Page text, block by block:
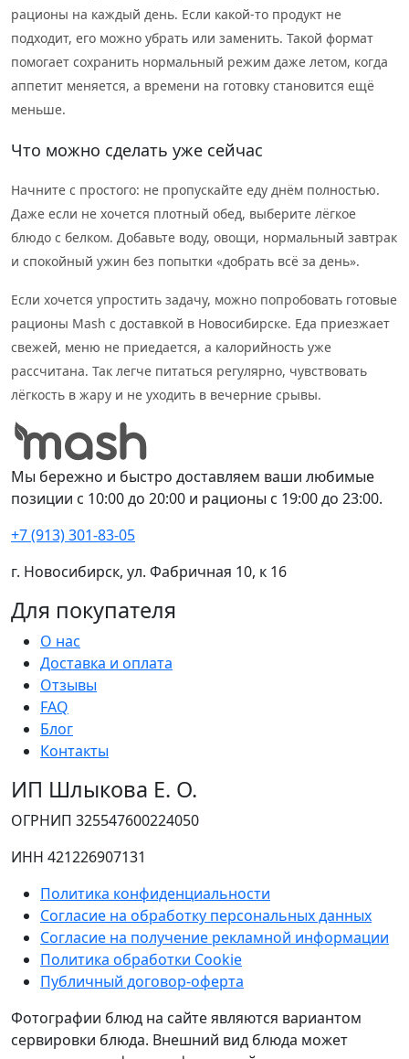
рационы на каждый день. Если какой-то продукт не
подходит, его можно убрать или заменить. Такой формат
помогает сохранить нормальный режим даже летом, когда
аппетит меняется, а времени на готовку становится ещё
меньше.
Что можно сделать уже сейчас
Начните с простого: не пропускайте еду днём полностью.
Даже если не хочется плотный обед, выберите лёгкое
блюдо с белком. Добавьте воду, овощи, нормальный завтрак
и спокойный ужин без попытки «добрать всё за день».
Если хочется упростить задачу, можно попробовать готовые
рационы Mash с доставкой в Новосибирске. Еда приезжает
свежей, меню не приедается, а калорийность уже
рассчитана. Так легче питаться регулярно, чувствовать
лёгкость в жару и не уходить в вечерние срывы.
Мы бережно и быстро доставляем ваши любимые
позиции с 10:00 до 20:00 и рационы с 19:00 до 23:00.
+7 (913) 301-83-05
г. Новосибирск, ул. Фабричная 10, к 16
Для покупателя
О нас
Доставка и оплата
Отзывы
FAQ
Блог
Контакты
ИП Шлыкова Е. О.
ОГРНИП 325547600224050
ИНН 421226907131
Политика конфиденциальности
Согласие на обработку персональных данных
Согласие на получение рекламной информации
Политика обработки Cookie
Публичный договор-оферта
Фотографии блюд на сайте являются вариантом
сервировки блюда. Внешний вид блюда может